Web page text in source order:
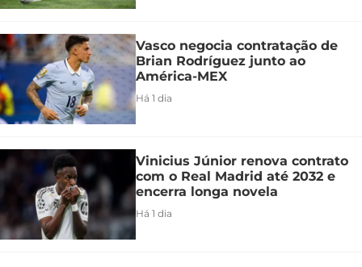
Vasco negocia contratação de
Brian Rodríguez junto ao
América-MEX
Há 1 dia
Vinicius Júnior renova contrato
com o Real Madrid até 2032 e
encerra longa novela
Há 1 dia